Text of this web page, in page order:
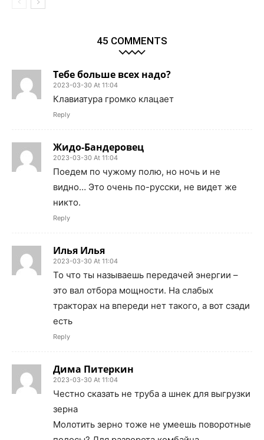
45 COMMENTS
Тебе больше всех надо?
2023-03-30 At 11:04
Клавиатура громко клацает
Reply
Жидо-Бандеровец
2023-03-30 At 11:04
Поедем по чужому полю, но ночь и не
видно… Это очень по-русски, не видет же
никто.
Reply
Илья Илья
2023-03-30 At 11:04
То что ты называешь передачей энергии –
это вал отбора мощности. На слабых
тракторах на впереди нет такого, а вот сзади
есть
Reply
Дима Питеркин
2023-03-30 At 11:04
Честно сказать не труба а шнек для выгрузки
зерна
Молотить зерно тоже не умеешь поворотные